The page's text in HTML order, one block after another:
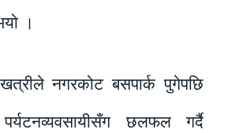
।
नगरकोट बसपार्क पुगेपछि
छलफल गर्दै